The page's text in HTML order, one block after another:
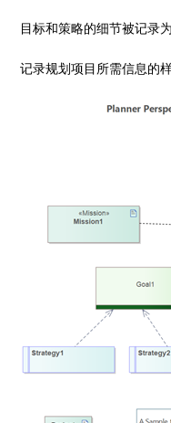
目标和策略的细节被记录
记录规划项目所需信息的样